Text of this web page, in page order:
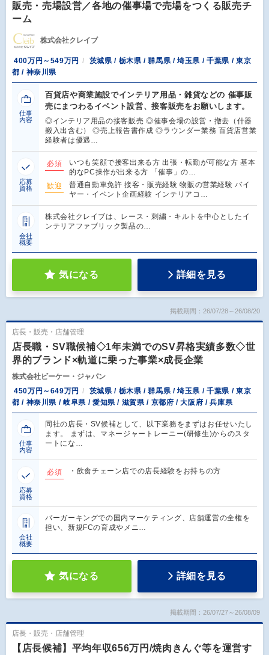
販売・売場設営／各地の催事場で売場をつくる販売チ
ーム
株式会社クレイブ
400万円～549万円
茨城県 / 栃木県 / 群馬県 / 埼玉県 / 千葉県 / 東京
都 / 神奈川県
仕事
内容
百貨店や商業施設でインテリア用品・雑貨などの 催事販
売にまつわるイベント設営、接客販売をお願いします。
◎インテリア用品の接客販売 ◎催事会場の設営・撤去（什器
搬入出含む） ◎売上報告書作成 ◎ラウンダー業務 百貨店営業
経験者は優遇…
応募
資格
必須
いつも笑顔で接客出来る方 出張・転勤が可能な方 基本
的なPC操作が出来る方 「催事」の…
歓迎
普通自動車免許 接客・販売経験 物販の営業経験 バイ
ヤー・イベント企画経験 インテリアコ…
会社
概要
株式会社クレイブは、レース・刺繍・キルトを中心としたイ
ンテリアファブリック製品の…
気になる 詳細を見る
掲載期間：26/07/28～26/08/20
店長・販売・店舗管理
店長職・SV職候補◇1年未満でのSV昇格実績多数◇世
界的ブランド×軌道に乗った事業×成長企業
株式会社ビーケー・ジャパン
450万円～649万円
茨城県 / 栃木県 / 群馬県 / 埼玉県 / 千葉県 / 東京
都 / 神奈川県 / 岐阜県 / 愛知県 / 滋賀県 / 京都府 / 大阪府 / 兵庫県
仕事
内容
同社の店長・SV候補として、以下業務をまずはお任せいたし
ます。 まずは、マネージャートレーニー(研修生)からのスタ
ートにな…
応募
資格
必須 ・飲食チェーン店での店長経験をお持ちの方
会社
概要
バーガーキングでの国内マーケティング、店舗運営の全権を
担い、新規FCの育成やメニ…
気になる 詳細を見る
掲載期間：26/07/27～26/08/09
店長・販売・店舗管理
【店長候補】平均年収656万円/焼肉きんぐ等を運営す